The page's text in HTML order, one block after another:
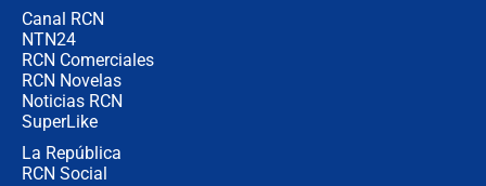
Canal RCN
NTN24
RCN Comerciales
RCN Novelas
Noticias RCN
SuperLike
La República
RCN Social